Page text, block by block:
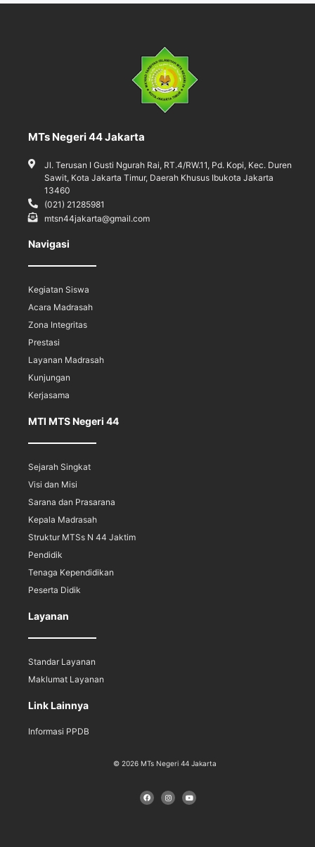
MTs Negeri 44 Jakarta
Jl. Terusan I Gusti Ngurah Rai, RT.4/RW.11, Pd. Kopi, Kec. Duren
Sawit, Kota Jakarta Timur, Daerah Khusus Ibukota Jakarta
13460
(021) 21285981
mtsn44jakarta@gmail.com
Navigasi
Kegiatan Siswa
Acara Madrasah
Zona Integritas
Prestasi
Layanan Madrasah
Kunjungan
Kerjasama
MTI MTS Negeri 44
Sejarah Singkat
Visi dan Misi
Sarana dan Prasarana
Kepala Madrasah
Struktur MTSs N 44 Jaktim
Pendidik
Tenaga Kependidikan
Peserta Didik
Layanan
Standar Layanan
Maklumat Layanan
Link Lainnya
Informasi PPDB
© 2026 MTs Negeri 44 Jakarta